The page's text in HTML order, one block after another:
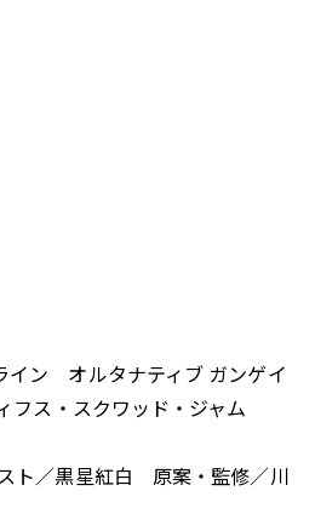
イン オルタナティブ ガンゲイ
ス・スクワッド・ジャム
ト／黒星紅白 原案・監修／川